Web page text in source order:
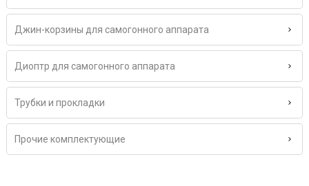
Джин-корзины для самогонного аппарата
Диоптр для самогонного аппарата
Трубки и прокладки
Прочие комплектующие